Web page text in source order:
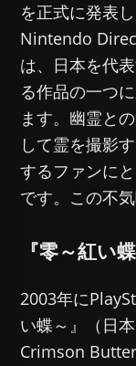
を正式に発表
Nintendo
は、日本を代
る作品の一つ
ます。幽霊と
して霊を撮影
するファンに
です。この不
『零～紅い
2003年に
い蝶～』（日
Crimson